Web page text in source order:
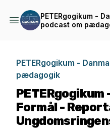
PETERgogikum -
podcast om
PETERgogikum -
pædagogik
Formål -